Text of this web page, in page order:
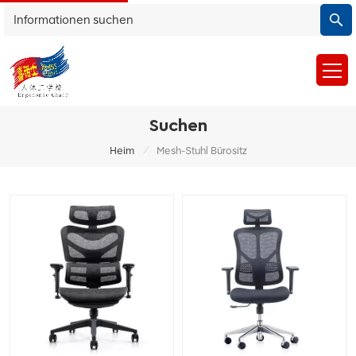
Suchen
Heim / Mesh-Stuhl Bürositz